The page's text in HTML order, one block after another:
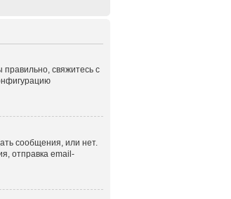
свяжитесь с
сообщения, или нет.
отправка email-